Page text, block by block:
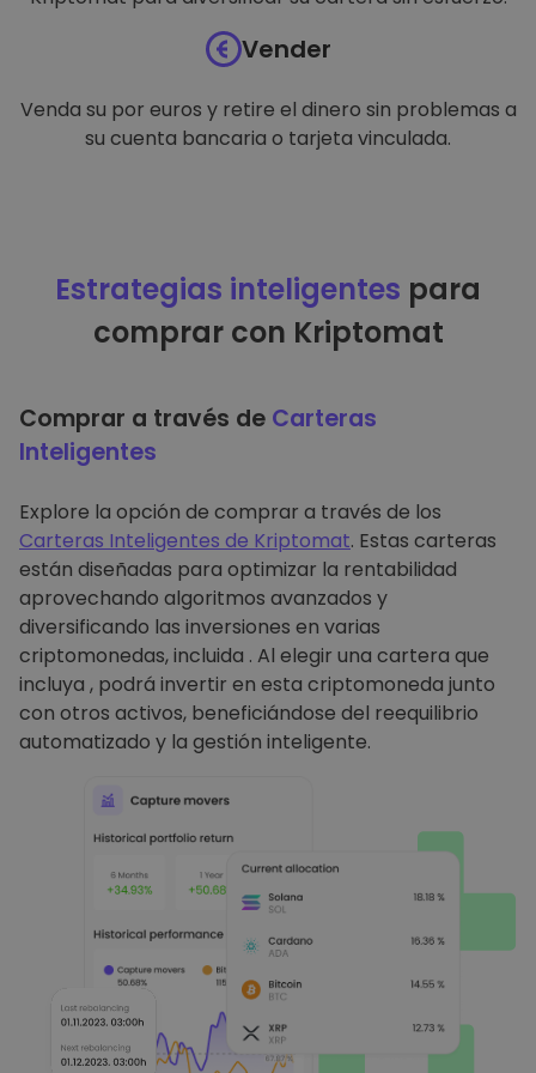
Vender
Venda su por euros y retire el dinero sin problemas a
su cuenta bancaria o tarjeta vinculada.
Estrategias inteligentes para
comprar con Kriptomat
Comprar a través de Carteras
Inteligentes
Explore la opción de comprar a través de los
Carteras Inteligentes de Kriptomat. Estas carteras
están diseñadas para optimizar la rentabilidad
aprovechando algoritmos avanzados y
diversificando las inversiones en varias
criptomonedas, incluida . Al elegir una cartera que
incluya , podrá invertir en esta criptomoneda junto
con otros activos, beneficiándose del reequilibrio
automatizado y la gestión inteligente.